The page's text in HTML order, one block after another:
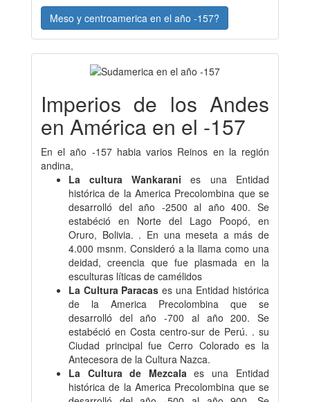
Meso y centroamerica en el año -157?
Imperios de los Andes
en América en el -157
En el año -157 habia varios Reinos en la región
andina,
La cultura Wankarani es una Entidad
histórica de la America Precolombina que se
desarrolló del año -2500 al año 400. Se
estabéció en Norte del Lago Poopó, en
Oruro, Bolivia. . En una meseta a más de
4.000 msnm. Consideró a la llama como una
deidad, creencia que fue plasmada en la
esculturas líticas de camélidos
La Cultura Paracas es una Entidad histórica
de la America Precolombina que se
desarrolló del año -700 al año 200. Se
estabéció en Costa centro-sur de Perú. . su
Ciudad principal fue Cerro Colorado es la
Antecesora de la Cultura Nazca.
La Cultura de Mezcala es una Entidad
histórica de la America Precolombina que se